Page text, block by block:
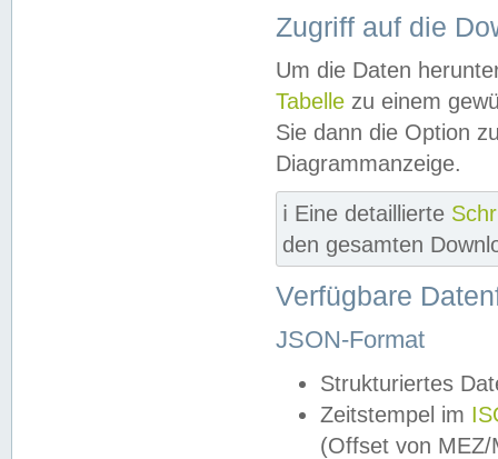
Zugriff auf die
Um die Daten
Tabelle zu einem
Sie dann die Option
Diagrammanzeige.
ℹ️ Eine detaillierte
den gesamten
Verfügbare
JSON-Format
Strukturiertes
Zeitstempel im
(Offset von MEZ/